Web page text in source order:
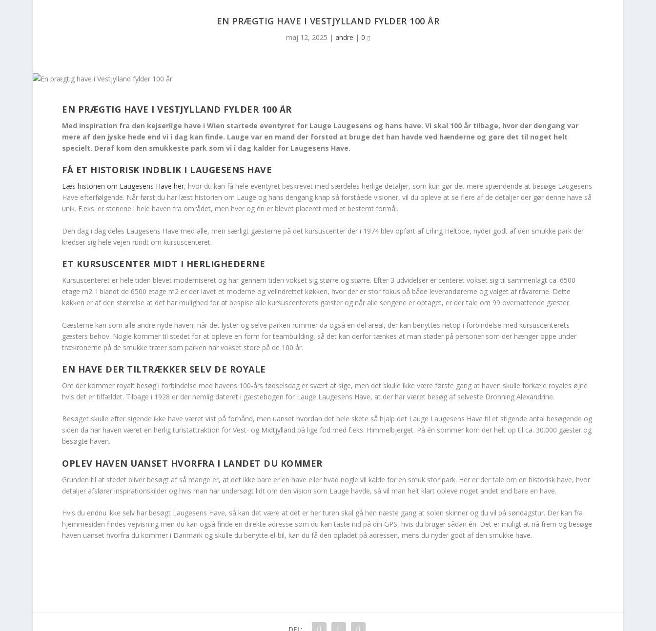
EN PRÆGTIG HAVE I VESTJYLLAND FYLDER 100 ÅR
maj 12, 2025 | andre | 0
EN PRÆGTIG HAVE I VESTJYLLAND FYLDER 100 ÅR
Med inspiration fra den kejserlige have i Wien startede eventyret for Lauge Laugesens og hans have. Vi skal 100 år tilbage, hvor der dengang var
mere af den jyske hede end vi i dag kan finde. Lauge var en mand der forstod at bruge det han havde ved hænderne og gøre det til noget helt
specielt. Deraf kom den smukkeste park som vi i dag kalder for Laugesens Have.
FÅ ET HISTORISK INDBLIK I LAUGESENS HAVE
Læs historien om Laugesens Have her, hvor du kan få hele eventyret beskrevet med særdeles herlige detaljer, som kun gør det mere spændende at besøge Laugesens
Have efterfølgende. Når først du har læst historien om Lauge og hans dengang knap så forståede visioner, vil du opleve at se flere af de detaljer der gør denne have så
unik. F.eks. er stenene i hele haven fra området, men hver og én er blevet placeret med et bestemt formål.
Den dag i dag deles Laugesens Have med alle, men særligt gæsterne på det kursuscenter der i 1974 blev opført af Erling Heltboe, nyder godt af den smukke park der
kredser sig hele vejen rundt om kursuscenteret.
ET KURSUSCENTER MIDT I HERLIGHEDERNE
Kursuscenteret er hele tiden blevet moderniseret og har gennem tiden vokset sig større og større. Efter 3 udvidelser er centeret vokset sig til sammenlagt ca. 6500
etage m2. I blandt de 6500 etage m2 er der lavet et moderne og velindrettet køkken, hvor der er stor fokus på både leverandørerne og valget af råvarerne. Dette
køkken er af den størrelse at det har mulighed for at bespise alle kursuscenterets gæster og når alle sengene er optaget, er der tale om 99 overnattende gæster.
Gæsterne kan som alle andre nyde haven, når det lyster og selve parken rummer da også en del areal, der kan benyttes netop i forbindelse med kursuscenterets
gæsters behov. Nogle kommer til stedet for at opleve en form for teambuilding, så det kan derfor tænkes at man støder på personer som der hænger oppe under
trækronerne på de smukke træer som parken har vokset store på de 100 år.
EN HAVE DER TILTRÆKKER SELV DE ROYALE
Om der kommer royalt besøg i forbindelse med havens 100-års fødselsdag er svært at sige, men det skulle ikke være første gang at haven skulle forkæle royales øjne
hvis det er tilfældet. Tilbage i 1928 er der nemlig dateret i gæstebogen for Lauge Laugesens Have, at der har været besøg af selveste Dronning Alexandrine.
Besøget skulle efter sigende ikke have været vist på forhånd, men uanset hvordan det hele skete så hjalp det Lauge Laugesens Have til et stigende antal besøgende og
siden da har haven været en herlig turistattraktion for Vest- og Midtjylland på lige fod med f.eks. Himmelbjerget. På én sommer kom der helt op til ca. 30.000 gæster og
besøgte haven.
OPLEV HAVEN UANSET HVORFRA I LANDET DU KOMMER
Grunden til at stedet bliver besøgt af så mange er, at det ikke bare er en have eller hvad nogle vil kalde for en smuk stor park. Her er der tale om en historisk have, hvor
detaljer afslører inspirationskilder og hvis man har undersøgt lidt om den vision som Lauge havde, så vil man helt klart opleve noget andet end bare en have.
Hvis du endnu ikke selv har besøgt Laugesens Have, så kan det være at det er her turen skal gå hen næste gang at solen skinner og du vil på søndagstur. Der kan fra
hjemmesiden findes vejvisning men du kan også finde en direkte adresse som du kan taste ind på din GPS, hvis du bruger sådan én. Det er muligt at nå frem og besøge
haven uanset hvorfra du kommer i Danmark og skulle du benytte el-bil, kan du få den opladet på adressen, mens du nyder godt af den smukke have.
DEL: